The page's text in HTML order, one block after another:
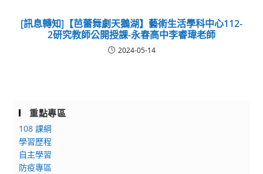
[訊息轉知]【芭蕾舞劇天鵝湖】藝術生活學科中心112-
2研究教師公開授課-永春高中李睿瑋老師
2024-05-14
重點專區
108 課綱
學習歷程
自主學習
防疫專區